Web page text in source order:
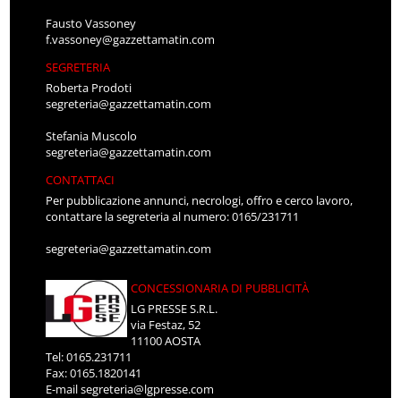
Fausto Vassoney
f.vassoney@gazzettamatin.com
SEGRETERIA
Roberta Prodoti
segreteria@gazzettamatin.com
Stefania Muscolo
segreteria@gazzettamatin.com
CONTATTACI
Per pubblicazione annunci, necrologi, offro e cerco lavoro,
contattare la segreteria al numero: 0165/231711
segreteria@gazzettamatin.com
CONCESSIONARIA DI PUBBLICITÀ
LG PRESSE S.R.L.
via Festaz, 52
11100 AOSTA
Tel: 0165.231711
Fax: 0165.1820141
E-mailsegreteria@lgpresse.com